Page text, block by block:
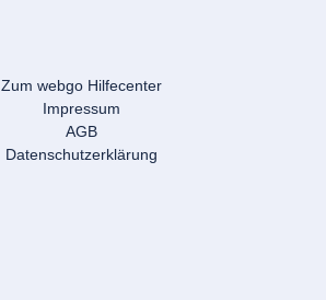
Zum webgo Hilfecenter
Impressum
AGB
Datenschutzerklärung